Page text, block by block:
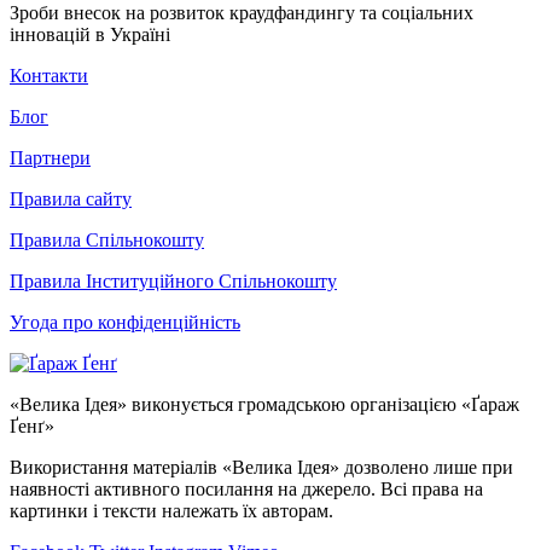
Зроби внесок на розвиток краудфандингу та соціальних
інновацій в Україні
Контакти
Блог
Партнери
Правила сайту
Правила Спільнокошту
Правила Інституційного Спільнокошту
Угода про конфіденційність
«Велика Ідея» виконується громадською організацією «Ґараж
Ґенґ»
Використання матеріалів «Велика Ідея» дозволено лише при
наявності активного посилання на джерело. Всі права на
картинки і тексти належать їх авторам.